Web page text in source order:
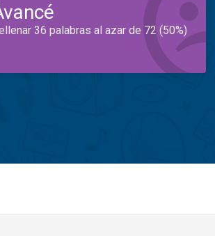
36 palabras al azar de 72 (50%)